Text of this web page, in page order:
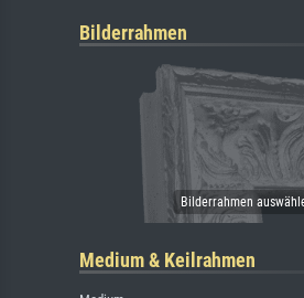
Bilderrahmen
Medium & Keilrahmen